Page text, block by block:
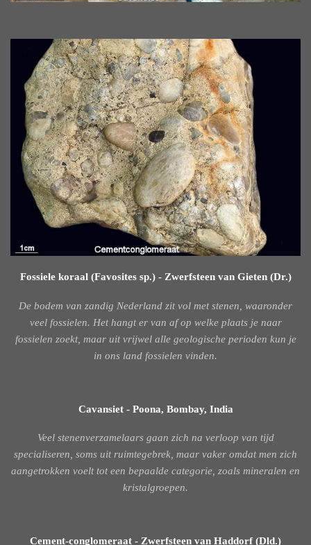
Fossiele koraal (Favosites sp.) - Zwerfsteen van Gieten (Dr.)
De bodem van zandig Nederland zit vol met stenen, waaronder
veel fossielen. Het hangt er van af op welke plaats je naar
fossielen zoekt, maar uit vrijwel alle geologische perioden kun je
in ons land fossielen vinden.
Cavansiet - Poona, Bombay, India
Veel stenenverzamelaars gaan zich na verloop van tijd
specialiseren, soms uit ruimtegebrek, maar vaker omdat men zich
aangetrokken voelt tot een bepaalde categorie, zoals mineralen en
kristalgroepen.
Cement-conglomeraat - Zwerfsteen van Haddorf (Dld.)